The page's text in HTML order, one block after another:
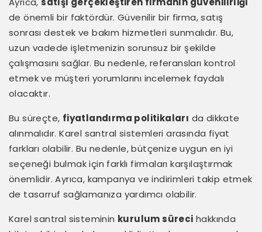
de önemli bir faktördür. Güvenilir bir firma, satış
sonrası destek ve bakım hizmetleri sunmalıdır. Bu,
uzun vadede işletmenizin sorunsuz bir şekilde
çalışmasını sağlar. Bu nedenle, referansları kontrol
etmek ve müşteri yorumlarını incelemek faydalı
olacaktır.
Bu süreçte, fiyatlandırma politikaları da dikkate
alınmalıdır. Karel santral sistemleri arasında fiyat
farkları olabilir. Bu nedenle, bütçenize uygun en iyi
seçeneği bulmak için farklı firmaları karşılaştırmak
önemlidir. Ayrıca, kampanya ve indirimleri takip etmek
de tasarruf sağlamanıza yardımcı olabilir.
Karel santral sisteminin kurulum süreci hakkında